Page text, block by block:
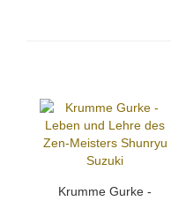
Krumme Gurke -